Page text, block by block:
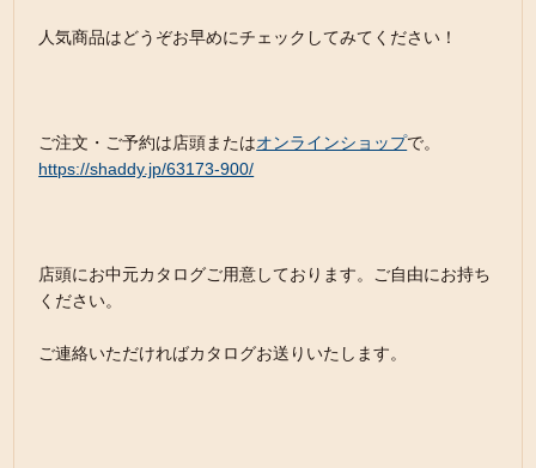
人気商品はどうぞお早めにチェックしてみてください！
ご注文・ご予約は店頭またはオンラインショップで。
https://shaddy.jp/63173-900/
店頭にお中元カタログご用意しております。ご自由にお持ち
ください。
ご連絡いただければカタログお送りいたします。